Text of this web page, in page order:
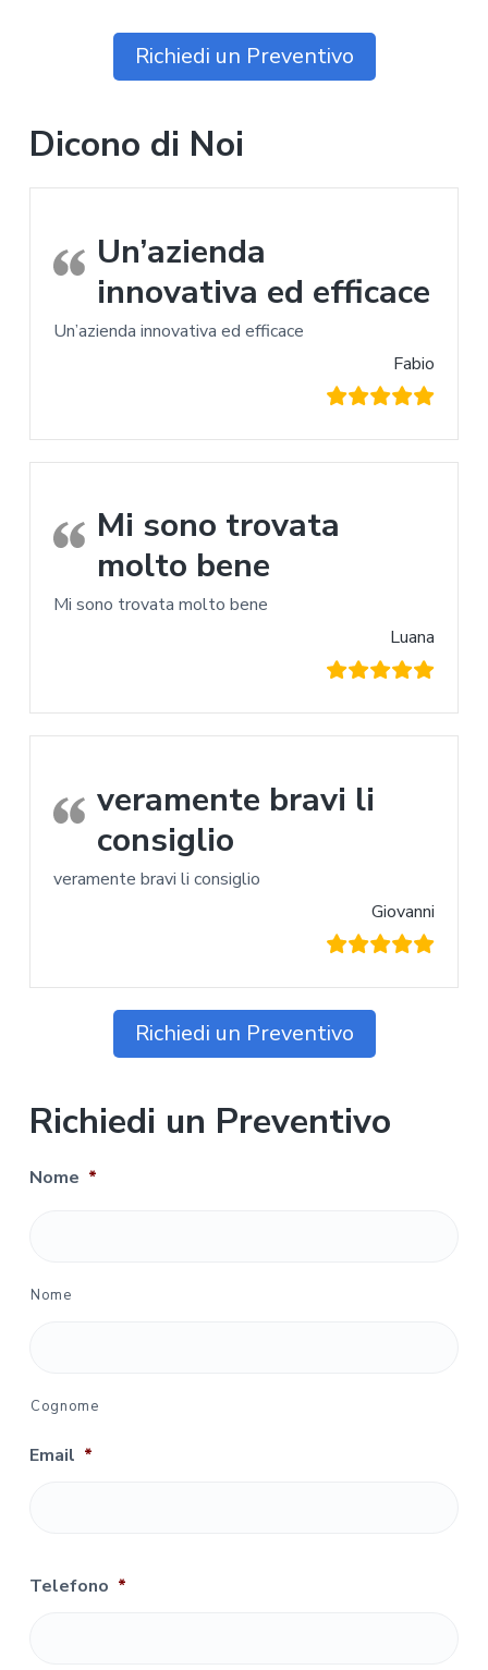
Richiedi un Preventivo
Dicono di Noi
Un’azienda
innovativa ed efficace
Un’azienda innovativa ed efficace
Fabio
Mi sono trovata
molto bene
Mi sono trovata molto bene
Luana
veramente bravi li
consiglio
veramente bravi li consiglio
Giovanni
Richiedi un Preventivo
Richiedi un Preventivo
Nome *
Nome
Cognome
Email *
Telefono *